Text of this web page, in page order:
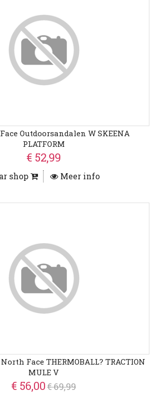
Outdoorsandalen W SKEENA
PLATFORM
€ 52,99
shop Meer info
Face THERMOBALL? TRACTION
MULE V
€ 56,00€ 69,99